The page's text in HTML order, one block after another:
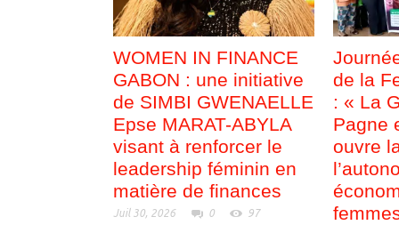
WOMEN IN FINANCE
GABON : une initiative
de SIMBI GWENAELLE
Epse MARAT-ABYLA
visant à renforcer le
leadership féminin en
matière de finances
Juil 30, 2026 0 97
de la
: « La
Pagne
ouvre